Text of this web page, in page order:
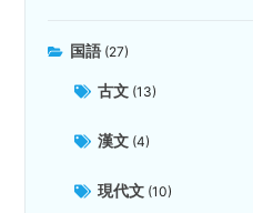
国語 (27)
古文 (13)
漢文 (4)
現代文 (10)